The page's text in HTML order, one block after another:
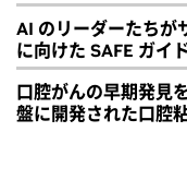
AI のリーダーたちが
に向けた SAFE ガイ
口腔がんの早期発見
盤に開発された口腔